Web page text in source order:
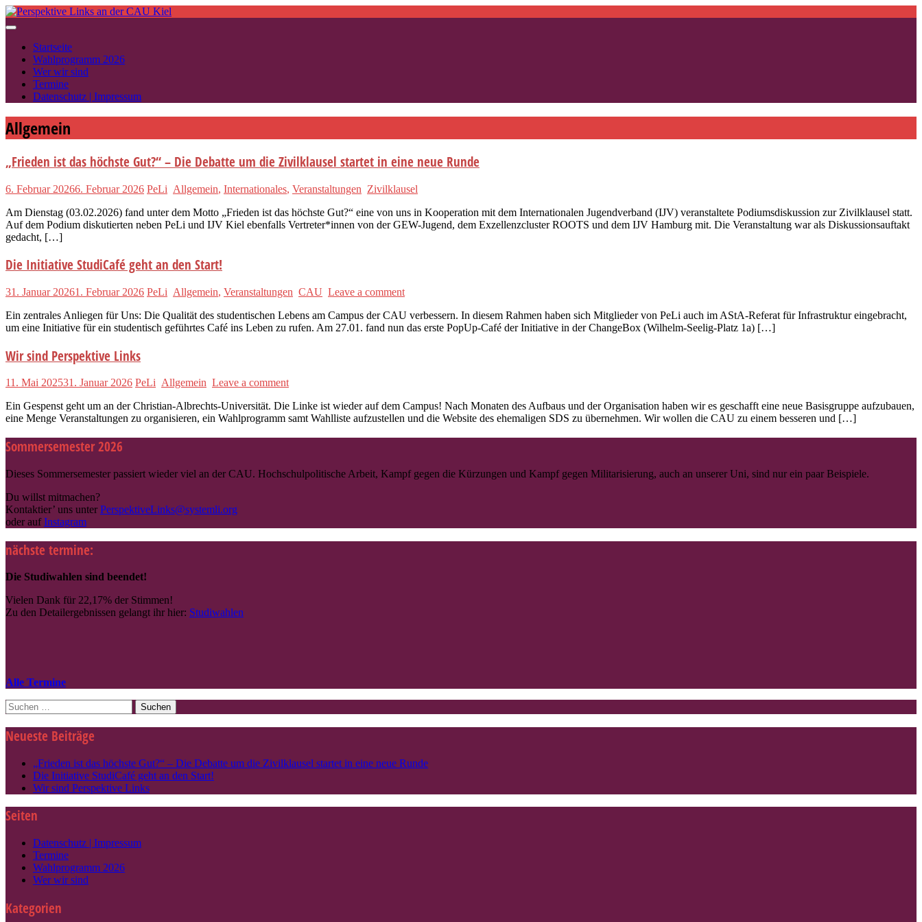
Skip
to
Startseite
Wahlprogramm 2026
Wer wir sind
Termine
Datenschutz | Impressum
Allgemein
„Frieden ist das höchste Gut?“ – Die Debatte um die Zivilklausel startet in eine neue Runde
6. Februar 20266. Februar 2026 PeLi Allgemein, Internationales, Veranstaltungen Zivilklausel
Am Dienstag (03.02.2026) fand unter dem Motto „Frieden ist das höchste Gut?“ eine von uns in Kooperation mit dem Internationalen Jugendverband (IJV) veranstaltete Podiumsdiskussion zur Zivilklausel statt.
Auf dem Podium diskutierten neben PeLi und IJV Kiel ebenfalls Vertreter*innen von der GEW-Jugend, dem Exzellenzcluster ROOTS und dem IJV Hamburg mit. Die Veranstaltung war als Diskussionsauftakt
gedacht, […]
Die Initiative StudiCafé geht an den Start!
31. Januar 20261. Februar 2026 PeLi Allgemein, Veranstaltungen CAU Leave a comment
Ein zentrales Anliegen für Uns: Die Qualität des studentischen Lebens am Campus der CAU verbessern. In diesem Rahmen haben sich Mitglieder von PeLi auch im AStA-Referat für Infrastruktur eingebracht,
um eine Initiative für ein studentisch geführtes Café ins Leben zu rufen. Am 27.01. fand nun das erste PopUp-Café der Initiative in der ChangeBox (Wilhelm-Seelig-Platz 1a) […]
Wir sind Perspektive Links
11. Mai 202531. Januar 2026 PeLi Allgemein Leave a comment
Ein Gespenst geht um an der Christian-Albrechts-Universität. Die Linke ist wieder auf dem Campus! Nach Monaten des Aufbaus und der Organisation haben wir es geschafft eine neue Basisgruppe aufzubauen,
eine Menge Veranstaltungen zu organisieren, ein Wahlprogramm samt Wahlliste aufzustellen und die Website des ehemaligen SDS zu übernehmen. Wir wollen die CAU zu einem besseren und […]
Sommersemester 2026
Dieses Sommersemester passiert wieder viel an der CAU. Hochschulpolitische Arbeit, Kampf gegen die Kürzungen und Kampf gegen Militarisierung, auch an unserer Uni, sind nur ein paar Beispiele.
Du willst mitmachen?
Kontaktier’ uns unter PerspektiveLinks@systemli.org
oder aufInstagram
nächste termine:
Die Studiwahlen sind beendet!
Vielen Dank für 22,17% der Stimmen!
Zu den Detailergebnissen gelangt ihr hier: Studiwahlen
Alle Termine
Suche
nach:
Neueste Beiträge
„Frieden ist das höchste Gut?“ – Die Debatte um die Zivilklausel startet in eine neue Runde
Die Initiative StudiCafé geht an den Start!
Wir sind Perspektive Links
Seiten
Datenschutz | Impressum
Termine
Wahlprogramm 2026
Wer wir sind
Kategorien